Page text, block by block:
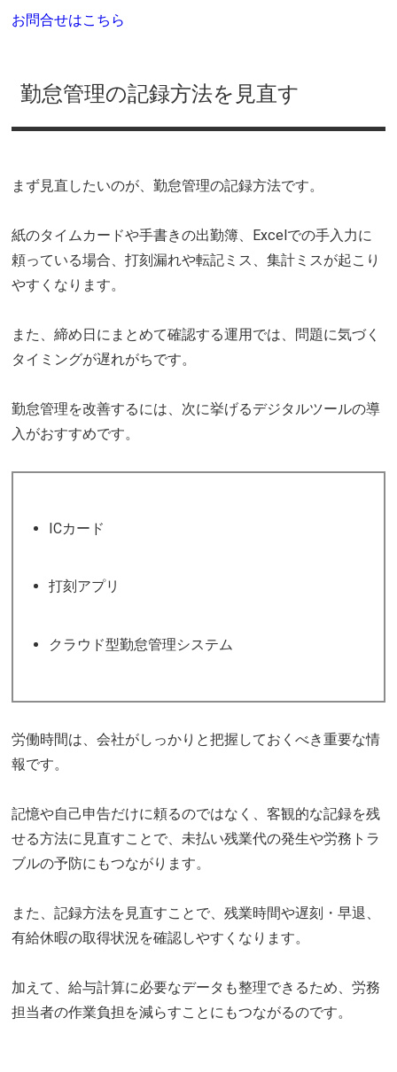
お問合せはこちら
勤怠管理の記録方法を見直す
まず見直したいのが、勤怠管理の記録方法です。
紙のタイムカードや手書きの出勤簿、Excelでの手入力に
頼っている場合、打刻漏れや転記ミス、集計ミスが起こり
やすくなります。
また、締め日にまとめて確認する運用では、問題に気づく
タイミングが遅れがちです。
勤怠管理を改善するには、次に挙げるデジタルツールの導
入がおすすめです。
ICカード
打刻アプリ
クラウド型勤怠管理システム
労働時間は、会社がしっかりと把握しておくべき重要な情
報です。
記憶や自己申告だけに頼るのではなく、客観的な記録を残
せる方法に見直すことで、未払い残業代の発生や労務トラ
ブルの予防にもつながります。
また、記録方法を見直すことで、残業時間や遅刻・早退、
有給休暇の取得状況を確認しやすくなります。
加えて、給与計算に必要なデータも整理できるため、労務
担当者の作業負担を減らすことにもつながるのです。